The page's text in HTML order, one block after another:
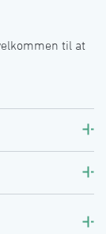
til at